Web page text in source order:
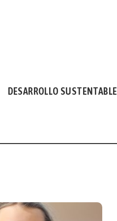
DESARROLLO SUSTENTABLE